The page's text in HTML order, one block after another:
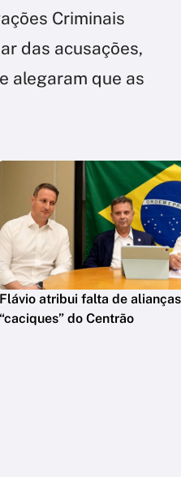
Criminais
das acusações,
alegaram que as
Flávio atribui falta de
“caciques” do Centrão